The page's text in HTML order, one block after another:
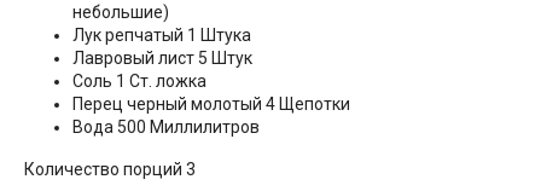
небольшие)
Лук репчатый 1 Штука
Лавровый лист 5 Штук
Соль 1 Ст. ложка
Перец черный молотый 4 Щепотки
Вода 500 Миллилитров
Количество порций 3